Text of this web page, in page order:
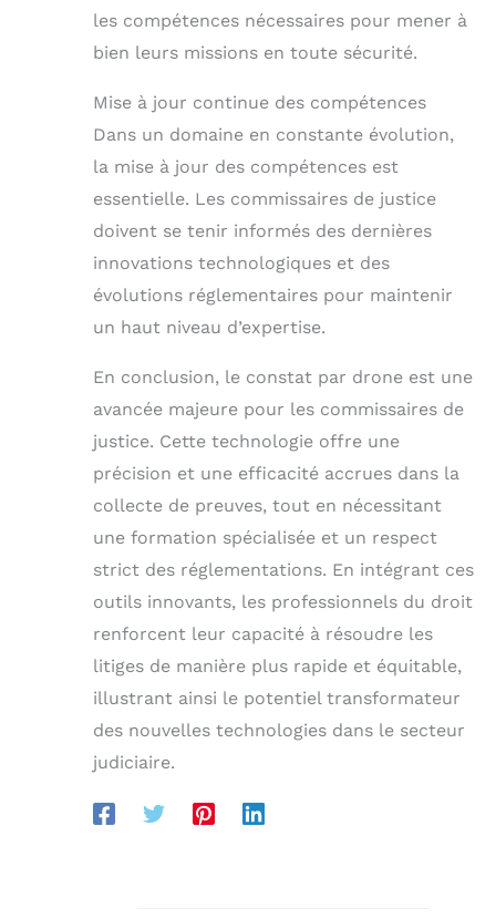
les compétences nécessaires pour mener à
bien leurs missions en toute sécurité.
Mise à jour continue des compétences
Dans un domaine en constante évolution,
la mise à jour des compétences est
essentielle. Les commissaires de justice
doivent se tenir informés des dernières
innovations technologiques et des
évolutions réglementaires pour maintenir
un haut niveau d’expertise.
En conclusion, le constat par drone est une
avancée majeure pour les commissaires de
justice. Cette technologie offre une
précision et une efficacité accrues dans la
collecte de preuves, tout en nécessitant
une formation spécialisée et un respect
strict des réglementations. En intégrant ces
outils innovants, les professionnels du droit
renforcent leur capacité à résoudre les
litiges de manière plus rapide et équitable,
illustrant ainsi le potentiel transformateur
des nouvelles technologies dans le secteur
judiciaire.